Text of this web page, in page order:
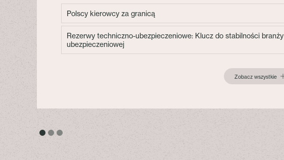
Polscy kierowcy za granicą
Rezerwy techniczno-ubezpieczeniowe: Klucz do stabilności branży
ubezpieczeniowej
Zobacz wszystkie